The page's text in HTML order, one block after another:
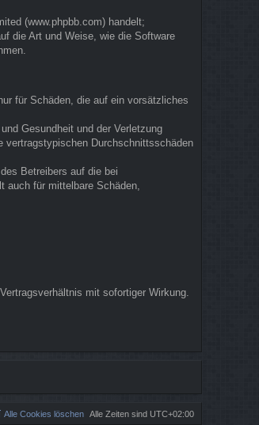
(www.phpbb.com) handelt;
die Art und Weise, wie die Software
für Schäden, die auf ein vorsätzliches
Gesundheit und der Verletzung
vertragstypischen Durchschnittsschäden
Betreibers auf die bei
auch für mittelbare Schäden,
mit sofortiger Wirkung.
Alle Zeiten sind UTC+02:00
Alle Cookies löschen